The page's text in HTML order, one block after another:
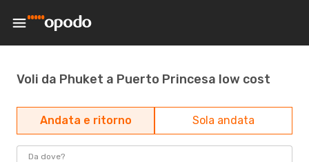
Voli da Phuket a Puerto Princesa low cost
Andata e ritorno Sola andata
Da dove?